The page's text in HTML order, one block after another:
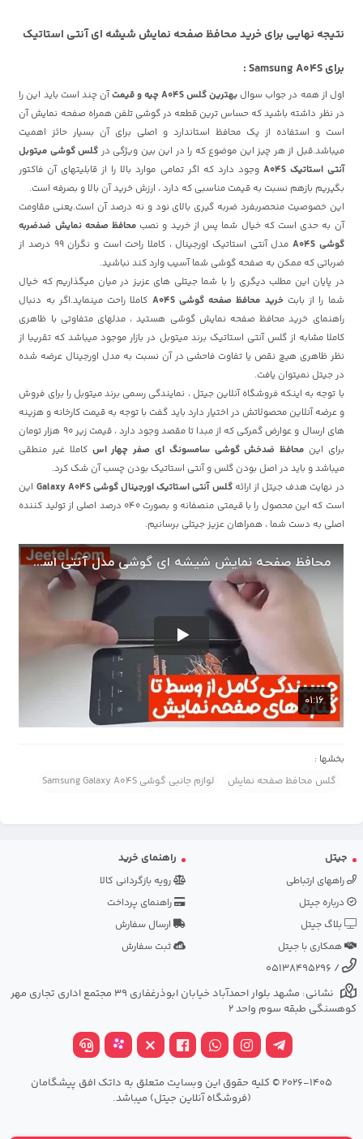
نتیجه نهایی برای خرید محافظ صفحه نمایش شیشه ای آنتی استاتیک
برای Samsung A04S :
اول از همه در جواب سوال بهترین گلس A04S چیه و قیمت آن چند است باید این را
در نظر داشته باشید که حساس ترین قطعه در گوشی تلفن همراه صفحه نمایش آن
است و استفاده از یک محافظ استاندارد و اصلی برای آن بسیار حائز اهمیت
میباشد.قبل از هر چیز این موضوع که را در این بین ویژگی در گلس گوشی میتوبل
آنتی استاتیک A04S
وجود دارد که اگر تمامی موارد بالا را از قابلیتهای آن فاکتور
بگیریم بازهم نسبت به قیمت مناسبی که دارد ، ارزش خرید آن بالا و بصرفه است.
این خصوصیت منحصربفرد ضربه گیری بالای نود و نه درصد آن است.یعنی مقاومت
آن به حدی است که خیال شما پس از خرید و نصب محافظ صفحه نمایش ضدضربه
گوشی A04S
مدل آنتی استاتیک اورجینال ، کاملا راحت است و نگران 99 درصد از
ضرباتی که ممکن به صفحه گوشی شما آسیب وارد کند نباشید.
در پایان این مطلب دیگری را با شما جیتلی های عزیز در میان میگذاریم که خیال
شما را از بابتخرید محافظ صفحه گوشی A04S
کاملا راحت مینماید.اگر به دنبال
راهنمای خرید محافظ صفحه نمایش گوشی هستید ، مدلهای متفاوتی با ظاهری
کاملا مشابه از گلس آنتی استاتیک برند میتوبل در بازار موجود میباشد که تقریبا از
نظر ظاهری هیچ نقص یا تفاوت فاحشی در آن نسبت به مدل اورجینال عرضه شده
در جیتل نمیتوان یافت.
با توجه به اینکه فروشگاه آنلاین جیتل ، نمایندگی رسمی برند میتوبل را برای فروش
و عرضه آنلاین محصولاتش در اختیار دارد باید گفت با توجه به قیمت کارخانه و هزینه
های ارسال و عوارض گمرکی که از مبدا تا مقصد وجود دارد ، قیمت زیر 90 هزار تومان
برای این محافظ ضدخش گوشی سامسونگ ای صفر چهار اس کاملا غیر منطقی
میباشد و باید در اصل بودن گلس و آنتی استاتیک بودن چسب آن شک کرد.
در نهایت هدف جیتل از ارائهگلس آنتی استاتیک اورجینال گوشی Galaxy A04S
این
است که این محصول را با قیمتی منصفانه و بصورت 040 درصد اصلی از تولید کننده
اصلی به دست شما ، همراهان عزیز جیتلی برسانیم.
بخشها :
گلس محافظ صفحه نمایش لوازم جانبی گوشی Samsung Galaxy A04S
جیتل
راههای ارتباطی
درباره جیتل
بلاگ جیتل
همکاری با جیتل
راهنمای خرید
رویه بازگردانی کالا
راهنمای پرداخت
ارسال سفارش
ثبت سفارش
/
05138495296
نشانی: مشهد بلوار احمدآباد خیابان ابوذرغفاری 39 مجتمع اداری تجاری مهر
کوهسنگی طبقه سوم واحد 2
2026-1405 © کلیه حقوق این وبسایت متعلق به داتک افق پیشگامان
(فروشگاه آنلاین جیتل) میباشد.